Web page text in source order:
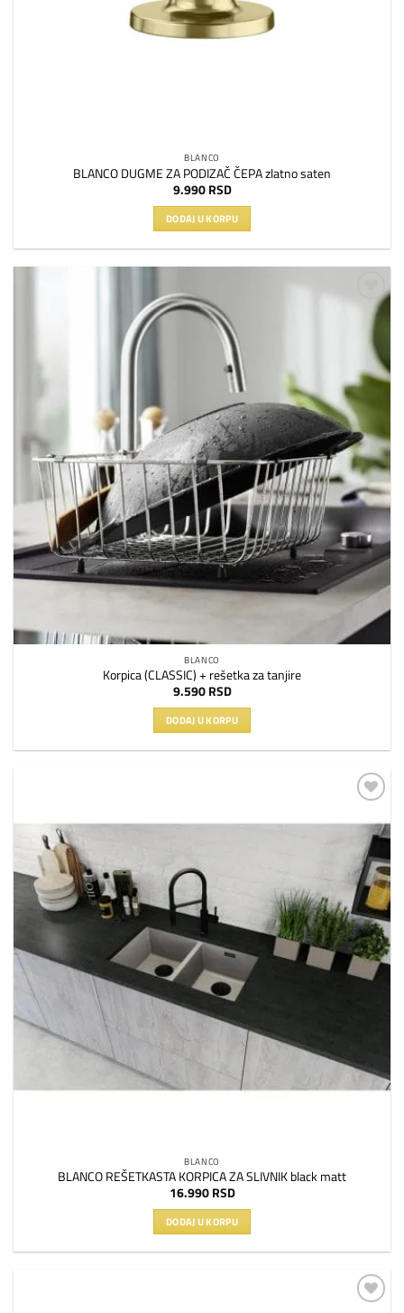
BLANCO
BLANCO DUGME ZA PODIZAČ ČEPA zlatno saten
9.990 RSD
DODAJ U KORPU
Dodaj
na
želja
BLANCO
Korpica (CLASSIC) + rešetka za tanjire
9.590 RSD
DODAJ U KORPU
na
listu
želja
BLANCO
BLANCO REŠETKASTA KORPICA ZA SLIVNIK black matt
16.990 RSD
DODAJ U KORPU